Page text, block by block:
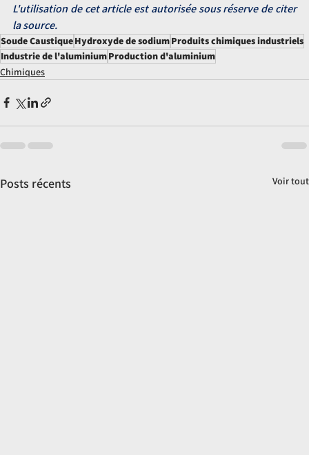
L'utilisation de cet article est autorisée sous réserve de citer
la source.
Soude CaustiqueHydroxyde de sodiumProduits chimiques industriels
Industrie de l'aluminiumProduction d'aluminium
Chimiques
Posts récents Voir tout